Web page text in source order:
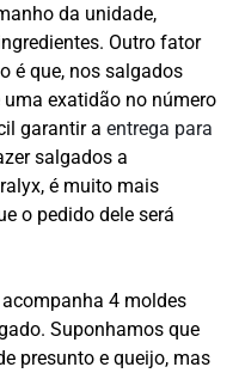
da unidade,
Outro fator
é que, nos salgados
exatidão no número
garantir a entrega para
salgados a
é muito mais
o pedido dele será
4 moldes
Suponhamos que
presunto e queijo, mas